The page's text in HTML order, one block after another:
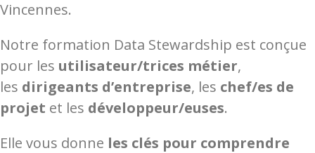
Vincennes.
Notre formation Data Stewardship est conçue
pour les utilisateur/trices métier,
les dirigeants d’entreprise, les chef/es de
projet et les développeur/euses.
Elle vous donne les clés pour comprendre